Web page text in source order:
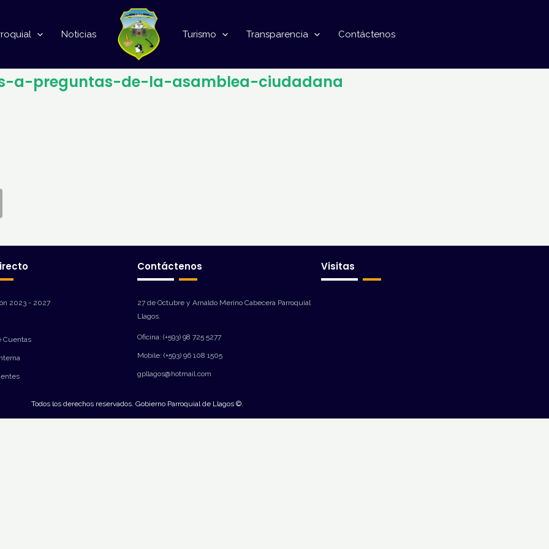
Noticias Turismo Transparencia Contáctenos
a-preguntas-de-la-asamblea-ciudadana
2023 - 2027
Cuentas
Contáctenos
27 de Octubre y Arnaldo Merino Cabecera Parroquial
Llagos.
Oficina: (+593) 98 725 5277
Mobile: (+593) 96 108 1505
gpllagos@hotmail.com
Visitas
Todos los derechos reservados. Gobierno Parroquial de Llagos ©.